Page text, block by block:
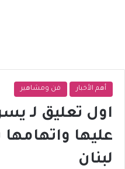
أهم الأخبار فن ومشاهير
اول تعليق لـ
عليها
لبنان